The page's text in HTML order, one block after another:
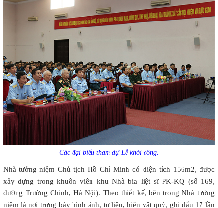
Các đại biểu tham dự Lễ khởi công.
Nhà tưởng niệm Chủ tịch Hồ Chí Minh có diện tích 156m2, được
xây dựng trong khuôn viên khu Nhà bia liệt sĩ PK-KQ (số 169,
đường Trường Chinh, Hà Nội). Theo thiết kế, bên trong Nhà tưởng
niệm là nơi trưng bày hình ảnh, tư liệu, hiện vật quý, ghi dấu 17 lần